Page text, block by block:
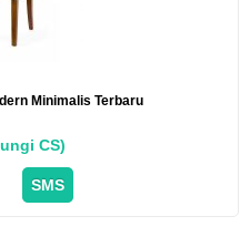
Minimalis Terbaru
CS)
SMS